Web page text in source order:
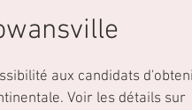
aux candidats
Voir les détails sur